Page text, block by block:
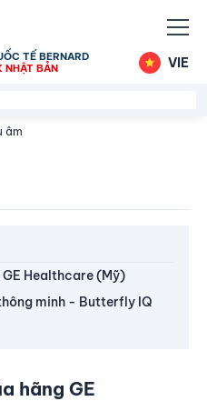
TẾ BERNARD
NHẬT BẢN
VIE
âm
Healthcare (Mỹ)
minh - Butterfly IQ
hãng GE